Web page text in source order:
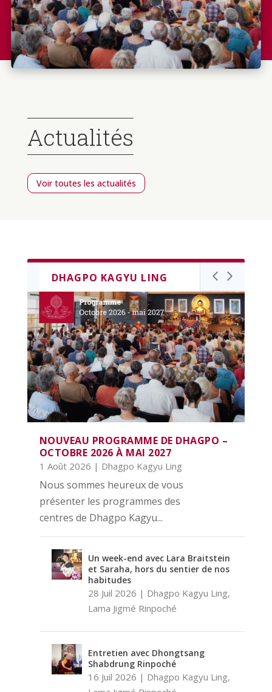
Actualités
Voir toutes les actualités
DHAGPO KAGYU LING
NOUVEAU PROGRAMME DE DHAGPO –
OCTOBRE 2026 À MAI 2027
1 Août 2026 | Dhagpo Kagyu Ling
Nous sommes heureux de vous
présenter les programmes des
centres de Dhagpo Kagyu...
Un week-end avec Lara Braitstein
et Saraha, hors du sentier de nos
habitudes
28 Juil 2026 | Dhagpo Kagyu Ling,
Lama Jigmé Rinpoché
Entretien avec Dhongtsang
Shabdrung Rinpoché
16 Juil 2026 | Dhagpo Kagyu Ling,